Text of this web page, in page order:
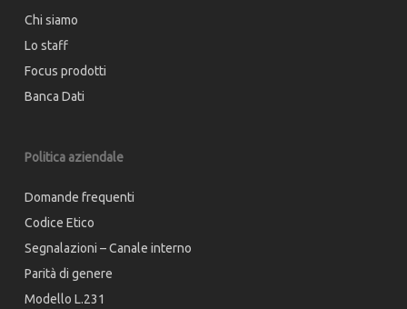
Chi siamo
Lo staff
Focus prodotti
Banca Dati
Politica aziendale
Domande frequenti
Codice Etico
Segnalazioni – Canale interno
Parità di genere
Modello L.231